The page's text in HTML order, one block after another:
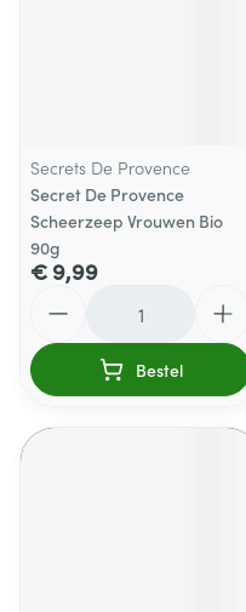
Secrets De Provence
Secret De Provence
Scheerzeep Vrouwen Bio
90g
€ 9,99
Bestel